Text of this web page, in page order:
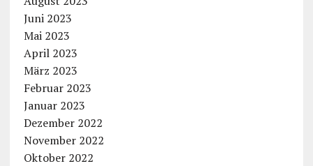
Juni 2023
Mai 2023
April 2023
März 2023
Februar 2023
Januar 2023
Dezember 2022
November 2022
Oktober 2022